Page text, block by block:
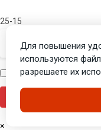
25-15
Я человек
×
Для повышения
используются
разрешаете их